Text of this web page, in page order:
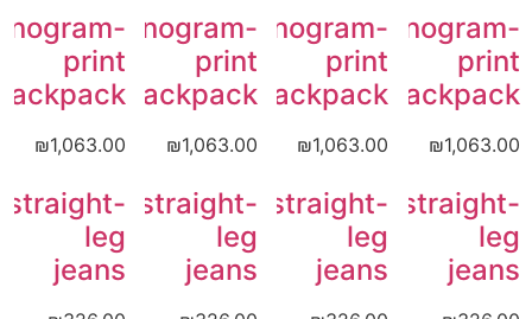
Monogram-
print
backpack
₪1,063.00
straight-
leg
jeans
Monogram-
print
backpack
₪1,063.00
straight-
leg
jeans
Monogram-
print
backpack
₪1,063.00
straight-
leg
jeans
print
₪1,063.00
straight-
leg
jeans